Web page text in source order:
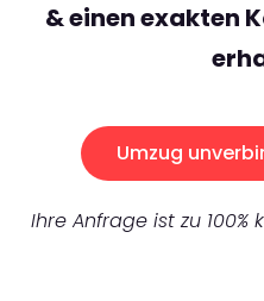
& einen exakten
Umzug
Ihre Anfrage ist zu